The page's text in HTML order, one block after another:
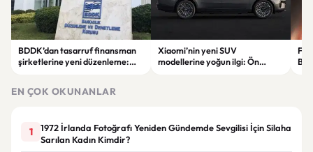
BDDK’dan tasarruf finansman
şirketlerine yeni düzenleme:
Xiaomi’nin yeni SUV
modellerine yoğun ilgi: Ön
EN ÇOK OKUNANLAR
1
1972 İrlanda Fotoğrafı Yeniden Gündemde Sevgilisi İçin Silaha
Sarılan Kadın Kimdir?